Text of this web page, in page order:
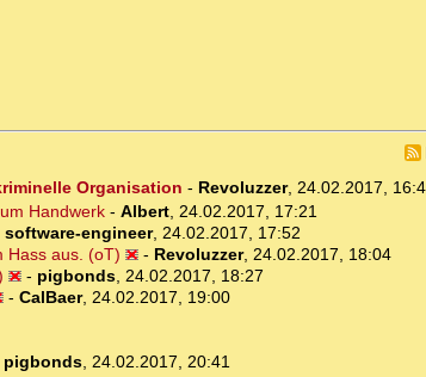
Organisation - Revoluzzer, 24.02.2017,
Handwerk- Albert, 24.02.2017, 17:21
software-engineer, 24.02.2017, 17:52
Hass aus. (oT)
- Revoluzzer, 24.02.2017, 18:04
- pigbonds, 24.02.2017, 18:27
- CalBaer, 24.02.2017, 19:00
pigbonds, 24.02.2017, 20:41